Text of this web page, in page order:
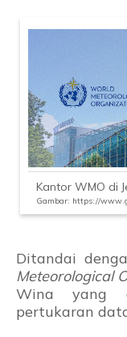
Kantor WMO di
Gambar: https://
Ditandai
Meteorological
Wina yang
pertukaran